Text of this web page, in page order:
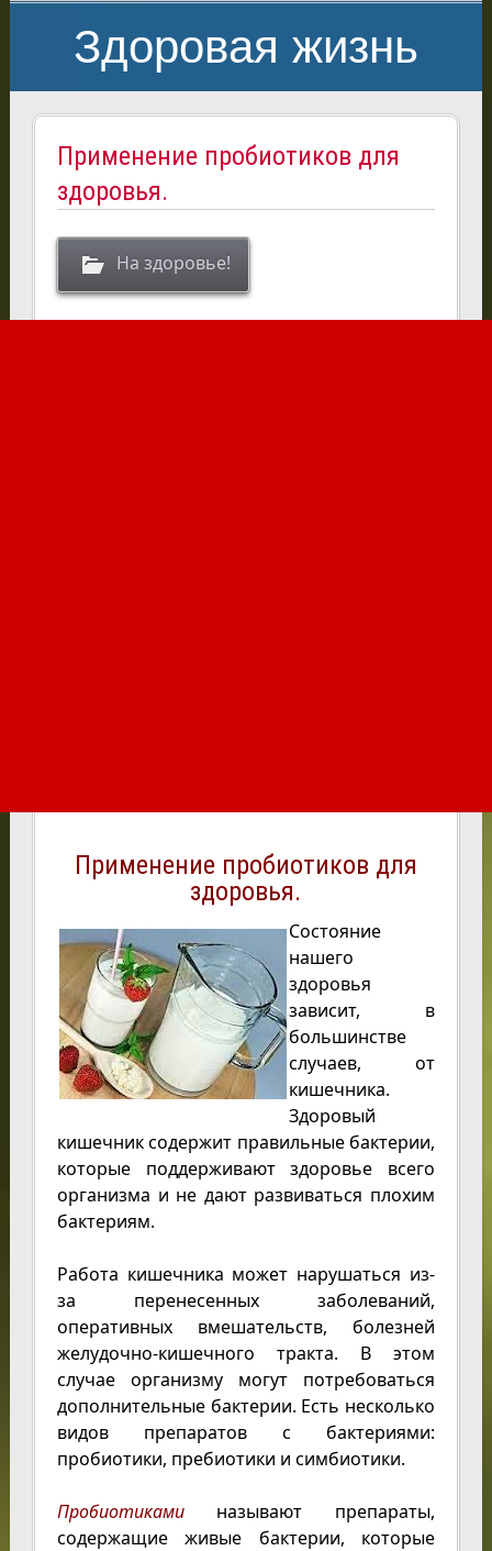
Здоровая жизнь
Применение пробиотиков для
здоровья.
На здоровье!
Применение пробиотиков для
здоровья.
Состояние
нашего
здоровья
зависит, в
большинстве
случаев, от
кишечника.
Здоровый
кишечник содержит правильные бактерии,
которые поддерживают здоровье всего
организма и не дают развиваться плохим
бактериям.
Работа кишечника может нарушаться из-
за перенесенных заболеваний,
оперативных вмешательств, болезней
желудочно-кишечного тракта. В этом
случае организму могут потребоваться
дополнительные бактерии. Есть несколько
видов препаратов с бактериями:
пробиотики, пребиотики и симбиотики.
Пробиотикаминазывают препараты,
содержащие живые бактерии, которые